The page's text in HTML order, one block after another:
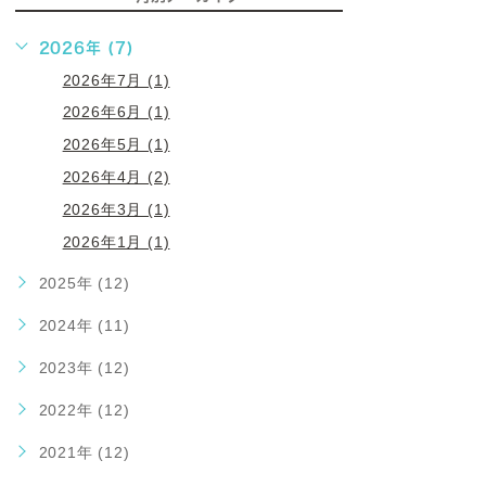
2026年 (7)
2026年7月 (1)
2026年6月 (1)
2026年5月 (1)
2026年4月 (2)
2026年3月 (1)
2026年1月 (1)
2025年 (12)
2024年 (11)
2023年 (12)
2022年 (12)
2021年 (12)